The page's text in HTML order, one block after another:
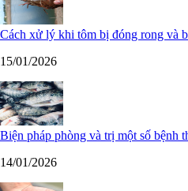
Cách xử lý khi tôm bị đóng rong và
15/01/2026
Biện pháp phòng và trị một số bệnh
14/01/2026